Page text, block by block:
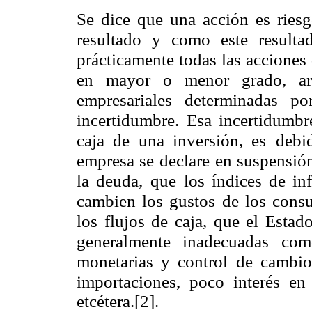
Se dice que una acción es
resultado y como este
prácticamente todas las
en mayor o menor grado,
empresariales determinadas
incertidumbre. Esa
caja de una inversión, es
empresa se declare en
la deuda, que los índices de
cambien los gustos de los
los flujos de caja, que el
generalmente inadecuadas
monetarias y control de
importaciones, poco interés en
etcétera.[2].